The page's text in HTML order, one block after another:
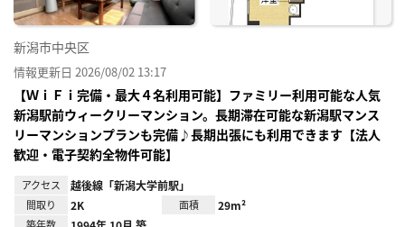
新潟市中央区
情報更新日 2026/08/02 13:17
【ＷｉＦｉ完備・最大４名利用可能】ファミリー利用可能な人気
新潟駅前ウィークリーマンション。長期滞在可能な新潟駅マンス
リーマンションプランも完備♪長期出張にも利用できます【法人
歓迎・電子契約全物件可能】
アクセス 越後線「新潟大学前駅」
間取り 2K 面積 29m²
築年数